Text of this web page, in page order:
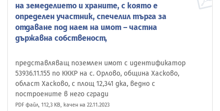
на земеделието и храните, с която е
определен участник, спечелил търга за
отдаване под наем на имот – частна
държавна собственост,
представляващ поземлен имот с идентификатор
53936.11.155 по КККР на с. Орлово, община Хасково,
област Хасково, с площ 12,341 дка, ведно с
построените в него сгради
PDF файл, 112,3 KB, качен на 22.11.2023